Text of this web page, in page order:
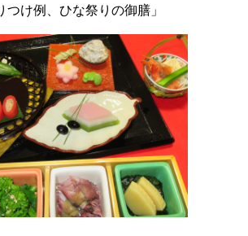
つけ例、ひな祭りの御膳」